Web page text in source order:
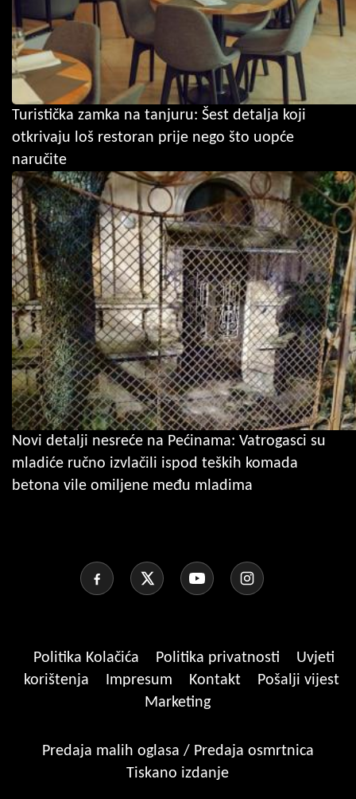
Turistička zamka na tanjuru: Šest detalja koji
otkrivaju loš restoran prije nego što uopće
naručite
Novi detalji nesreće na Pećinama: Vatrogasci su
mladiće ručno izvlačili ispod teških komada
betona vile omiljene među mladima
Politika Kolačića Politika privatnosti
Uvjeti
korištenja
Impresum Kontakt
Pošalji vijest
Marketing
Predaja malih oglasa / Predaja osmrtnica
Tiskano izdanje